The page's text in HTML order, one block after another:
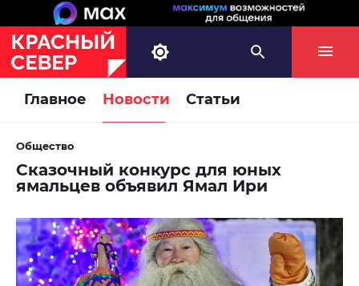
Главное Новости Статьи
Общество
Сказочный конкурс для юных
ямальцев объявил Ямал Ири